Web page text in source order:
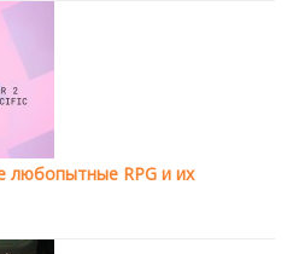
любопытные RPG и их